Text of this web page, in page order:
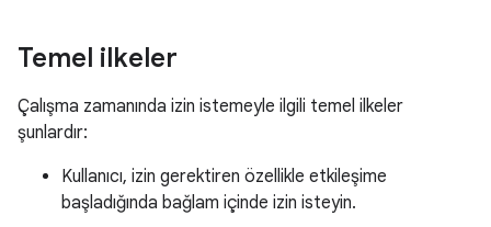
Temel ilkeler
Çalışma zamanında izin istemeyle ilgili temel ilkeler
şunlardır:
Kullanıcı, izin gerektiren özellikle etkileşime
başladığında bağlam içinde izin isteyin.